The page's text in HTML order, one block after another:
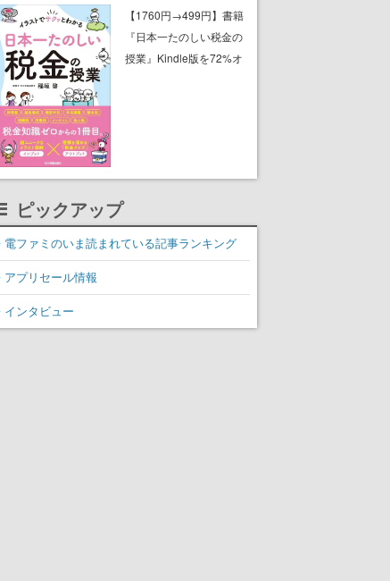
30日に発売決定。認知症
のおばあちゃんのため
に、クセつよな住人を祭
【1760円→499円】書籍
『日本一たのしい税金の
授業』Kindle版を72%オ
ピックアップ
電ファミのいま読まれている記事ランキング
アプリセール情報
インタビュー